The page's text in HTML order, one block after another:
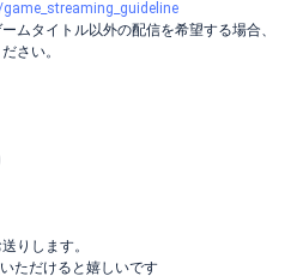
ムタイトル以外の配信を希望する場合、
さい。
りします。
ただけると嬉しいです